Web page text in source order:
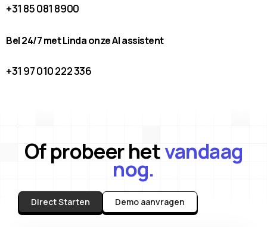
+31 85 081 8900
Bel 24/7 met Linda onze AI assistent
+31 97 010 222 336
Of probeer hetvandaag
nog.
Direct Starten Demo aanvragen